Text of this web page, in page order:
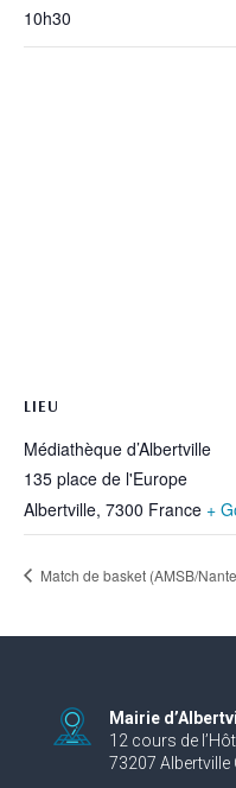
10h30
LIEU
Médiathèque d’Albertville
135 place de l'Europe
Albertville, 7300 France +
Match de basket (AMSB/
Mairie
12 cours de
73207 Albertville